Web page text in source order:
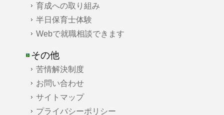
育成への取り組み
半日保育士体験
Webで就職相談できます
その他
苦情解決制度
お問い合わせ
サイトマップ
プライバシーポリシー